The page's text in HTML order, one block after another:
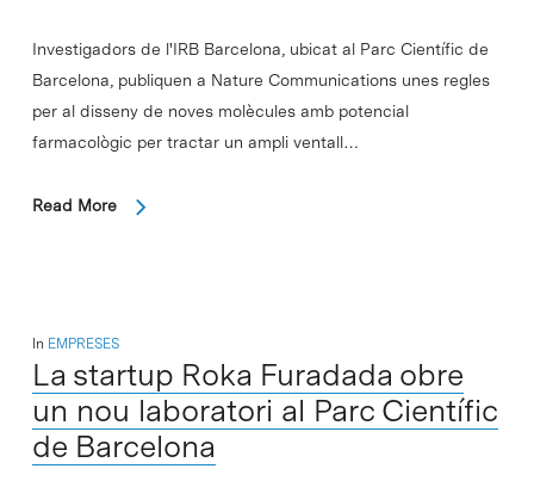
Investigadors de l'IRB Barcelona, ubicat al Parc Científic de
Barcelona, publiquen a Nature Communications unes regles
per al disseny de noves molècules amb potencial
farmacològic per tractar un ampli ventall…
Read More
In EMPRESES
La startup Roka Furadada obre
un nou laboratori al Parc Científic
de Barcelona